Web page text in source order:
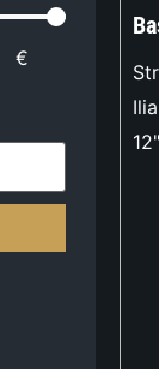
€
12"